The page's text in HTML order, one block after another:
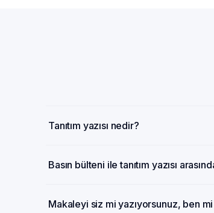
Tanıtım yazısı nedir?
Basın bülteni ile tanıtım yazısı
Makaleyi siz mi yazıyorsunuz, ben